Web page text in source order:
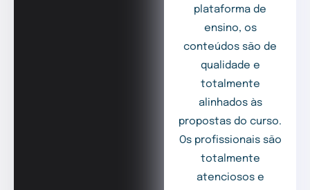
plataforma de
ensino, os
conteúdos são de
qualidade e
totalmente
alinhados às
propostas do curso.
Os profissionais são
totalmente
atenciosos e